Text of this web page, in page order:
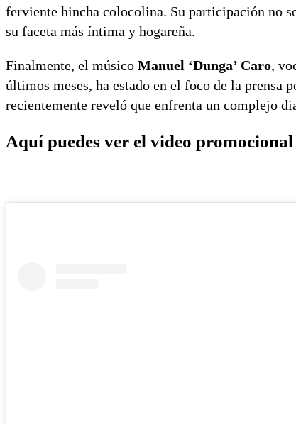
ferviente hincha colocolina. Su participación no
su faceta más íntima y hogareña.
Finalmente, el músico Manuel ‘Dunga’ Caro,
últimos meses, ha estado en el foco de la prensa
recientemente reveló que enfrenta un complejo
Aquí puedes ver el video